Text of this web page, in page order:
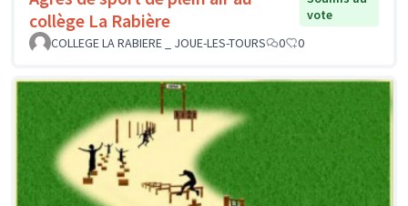
collège La Rabière
vote
COLLEGE LA RABIERE _ JOUE-LES-TOURS
0 0